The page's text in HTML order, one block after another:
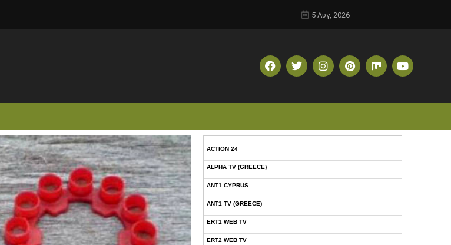
5 Αυγ, 2026
ACTION 24
ALPHA TV (GREECE)
ANT1 CYPRUS
ANT1 TV (GREECE)
ERT1 WEB TV
ERT2 WEB TV